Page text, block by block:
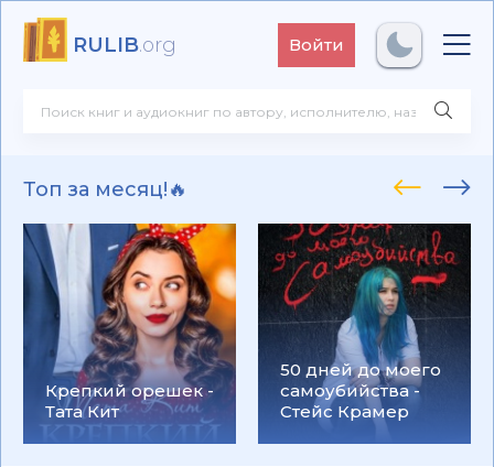
RULIB.org Войти
Топ за месяц!🔥
Крепкий орешек -
Тата Кит
50 дней до моего
самоубийства -
Стейс Крамер